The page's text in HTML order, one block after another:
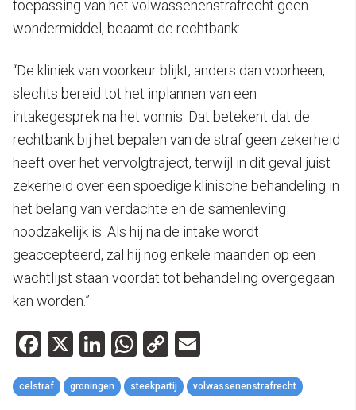
toepassing van het volwassenenstrafrecht geen
wondermiddel, beaamt de rechtbank:
“De kliniek van voorkeur blijkt, anders dan voorheen,
slechts bereid tot het inplannen van een
intakegesprek na het vonnis. Dat betekent dat de
rechtbank bij het bepalen van de straf geen zekerheid
heeft over het vervolgtraject, terwijl in dit geval juist
zekerheid over een spoedige klinische behandeling in
het belang van verdachte en de samenleving
noodzakelijk is. Als hij na de intake wordt
geaccepteerd, zal hij nog enkele maanden op een
wachtlijst staan voordat tot behandeling overgegaan
kan worden.”
Facebook
X LinkedIn
WhatsApp
Copy
Link
celstraf groningen steekpartij volwassenenstrafrecht